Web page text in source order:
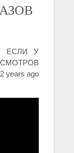
ЕСЛИ У
years ago